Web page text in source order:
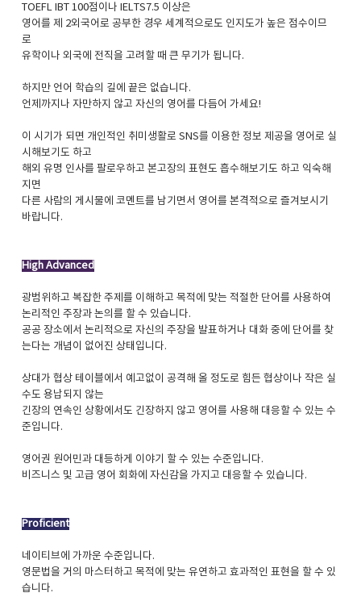
TOEFL IBT 100점이나 IELTS7.5 이상은
영어를 제 2외국어로 공부한 경우 세계적으로도 인지도가 높은 점수이므
로
유학이나 외국에 전직을 고려할 때 큰 무기가 됩니다.
하지만 언어 학습의 길에 끝은 없습니다.
언제까지나 자만하지 않고 자신의 영어를 다듬어 가세요!
이 시기가 되면 개인적인 취미생활로 SNS를 이용한 정보 제공을 영어로 실
시해보기도 하고
해외 유명 인사를 팔로우하고 본고장의 표현도 흡수해보기도 하고 익숙해
지면
다른 사람의 게시물에 코멘트를 남기면서 영어를 본격적으로 즐겨보시기
바랍니다.
High Advanced
광범위하고 복잡한 주제를 이해하고 목적에 맞는 적절한 단어를 사용하여
논리적인 주장과 논의를 할 수 있습니다.
공공 장소에서 논리적으로 자신의 주장을 발표하거나 대화 중에 단어를 찾
는다는 개념이 없어진 상태입니다.
상대가 협상 테이블에서 예고없이 공격해 올 정도로 힘든 협상이나 작은 실
수도 용납되지 않는
긴장의 연속인 상황에서도 긴장하지 않고 영어를 사용해 대응할 수 있는 수
준입니다.
영어권 원어민과 대등하게 이야기 할 수 있는 수준입니다.
비즈니스 및 고급 영어 회화에 자신감을 가지고 대응할 수 있습니다.
Proficient
네이티브에 가까운 수준입니다.
영문법을 거의 마스터하고 목적에 맞는 유연하고 효과적인 표현을 할 수 있
습니다.